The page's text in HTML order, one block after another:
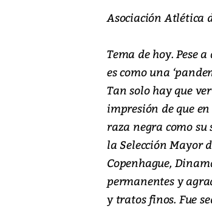
Asociación Atlética
Tema de hoy. Pese
es como una
Tan solo hay que
impresión de que
raza negra como
la Selección Mayor
Copenhague,
permanentes y
y tratos finos. Fue